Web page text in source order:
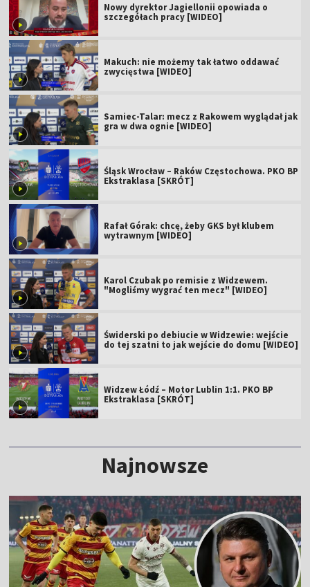
Nowy dyrektor Jagiellonii opowiada o
szczegółach pracy [WIDEO]
Makuch: nie możemy tak łatwo oddawać
zwycięstwa [WIDEO]
Samiec-Talar: mecz z Rakowem wyglądał jak
gra w dwa ognie [WIDEO]
Śląsk Wrocław – Raków Częstochowa. PKO BP
Ekstraklasa [SKRÓT]
Rafał Górak: chcę, żeby GKS był klubem
wytrawnym [WIDEO]
Karol Czubak po remisie z Widzewem.
"Mogliśmy wygrać ten mecz" [WIDEO]
Świderski po debiucie w Widzewie: wejście
do tej szatni to jak wejście do domu [WIDEO]
Widzew Łódź – Motor Lublin 1:1. PKO BP
Ekstraklasa [SKRÓT]
Najnowsze